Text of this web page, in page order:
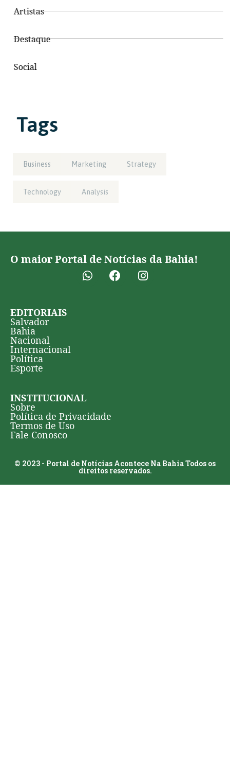
Artistas
Destaque
Social
Tags
Business Marketing Strategy
Technology Analysis
O maior Portal de Notícias da Bahia!
EDITORIAIS
Salvador
Bahia
Nacional
Internacional
Política
Esporte
INSTITUCIONAL
Sobre
Política de Privacidade
Termos de Uso
Fale Conosco
© 2023 - Portal de Notícias Acontece Na Bahia Todos os
direitos reservados.